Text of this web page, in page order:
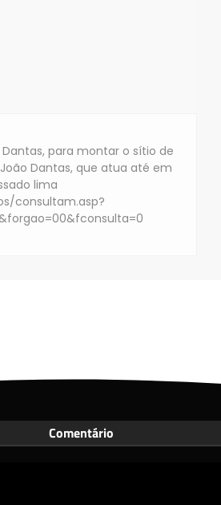
para montar o sítio de
Dantas, que atua até em
lima
consultam.asp?
Comentário